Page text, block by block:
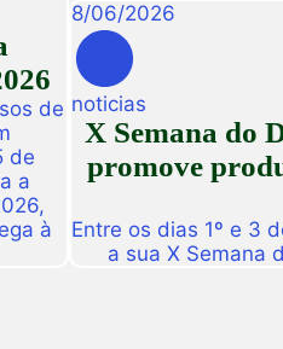
de
de
a
à
8/06/2026
noticias
X Semana do
promove
Entre os dias 1º e 3
a sua X Semana